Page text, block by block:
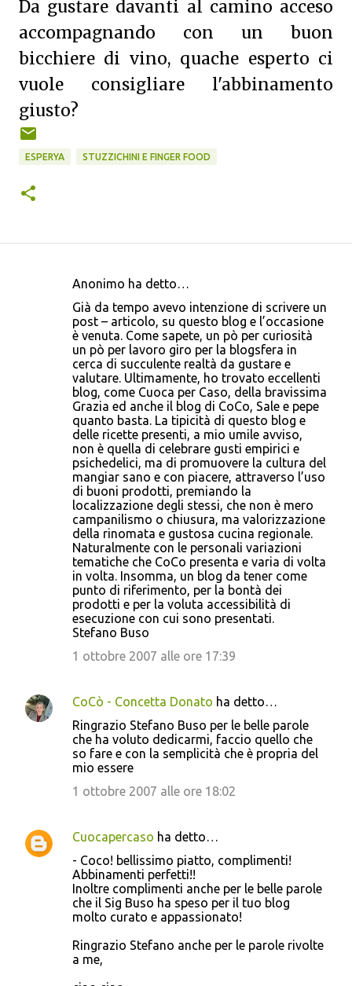
Da gustare davanti al camino acceso
accompagnando con un buon
bicchiere di vino, quache esperto ci
vuole consigliare l'abbinamento
giusto?
ESPERYA STUZZICHINI E FINGER FOOD
Anonimo ha detto…
Già da tempo avevo intenzione di scrivere un
post – articolo, su questo blog e l’occasione
è venuta. Come sapete, un pò per curiosità
un pò per lavoro giro per la blogsfera in
cerca di succulente realtà da gustare e
valutare. Ultimamente, ho trovato eccellenti
blog, come Cuoca per Caso, della bravissima
Grazia ed anche il blog di CoCo, Sale e pepe
quanto basta. La tipicità di questo blog e
delle ricette presenti, a mio umile avviso,
non è quella di celebrare gusti empirici e
psichedelici, ma di promuovere la cultura del
mangiar sano e con piacere, attraverso l’uso
di buoni prodotti, premiando la
localizzazione degli stessi, che non è mero
campanilismo o chiusura, ma valorizzazione
della rinomata e gustosa cucina regionale.
Naturalmente con le personali variazioni
tematiche che CoCo presenta e varia di volta
in volta. Insomma, un blog da tener come
punto di riferimento, per la bontà dei
prodotti e per la voluta accessibilità di
esecuzione con cui sono presentati.
Stefano Buso
1 ottobre 2007 alle ore 17:39
CoCò - Concetta Donato ha detto…
Ringrazio Stefano Buso per le belle parole
che ha voluto dedicarmi, faccio quello che
so fare e con la semplicità che è propria del
mio essere
1 ottobre 2007 alle ore 18:02
Cuocapercaso ha detto…
- Coco! bellissimo piatto, complimenti!
Abbinamenti perfetti!!
Inoltre complimenti anche per le belle parole
che il Sig Buso ha speso per il tuo blog
molto curato e appassionato!
Ringrazio Stefano anche per le parole rivolte
a me,